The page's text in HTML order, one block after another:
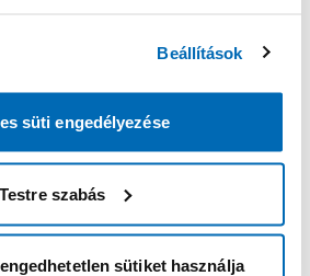
Beállítások
süti engedélyezése
Testre szabás
sütiket használja